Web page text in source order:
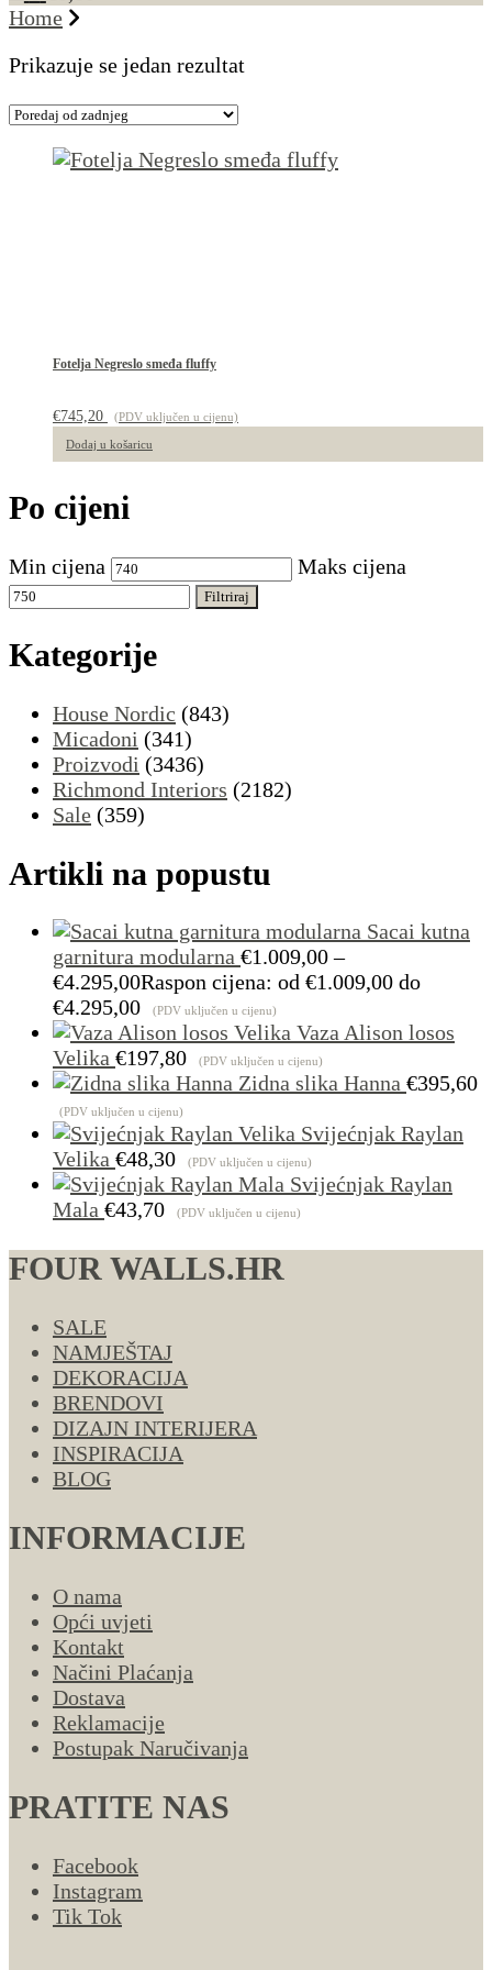
Home
Prikazuje se jedan rezultat
Fotelja Negreslo smeđa fluffy
€745,20 (PDV uključen u cijenu)
Dodaj u košaricu
Po cijeni
Min cijena Maks cijena
Filtriraj
Kategorije
House Nordic (843)
Micadoni (341)
Proizvodi (3436)
Richmond Interiors (2182)
Sale (359)
Artikli na popustu
Sacai kutna
garnitura modularna €1.009,00 –
€4.295,00Raspon cijena: od €1.009,00 do
€4.295,00
(PDV uključen u cijenu)
Vaza Alison losos
Velika €197,80 (PDV uključen u cijenu)
Zidna slika Hanna €395,60
(PDV uključen u cijenu)
Svijećnjak Raylan
Velika €48,30 (PDV uključen u cijenu)
Svijećnjak Raylan
Mala €43,70 (PDV uključen u cijenu)
FOUR WALLS.HR
SALE
NAMJEŠTAJ
DEKORACIJA
BRENDOVI
DIZAJN INTERIJERA
INSPIRACIJA
BLOG
INFORMACIJE
O nama
Opći uvjeti
Kontakt
Načini Plaćanja
Dostava
Reklamacije
Postupak Naručivanja
PRATITE NAS
Facebook
Instagram
Tik Tok